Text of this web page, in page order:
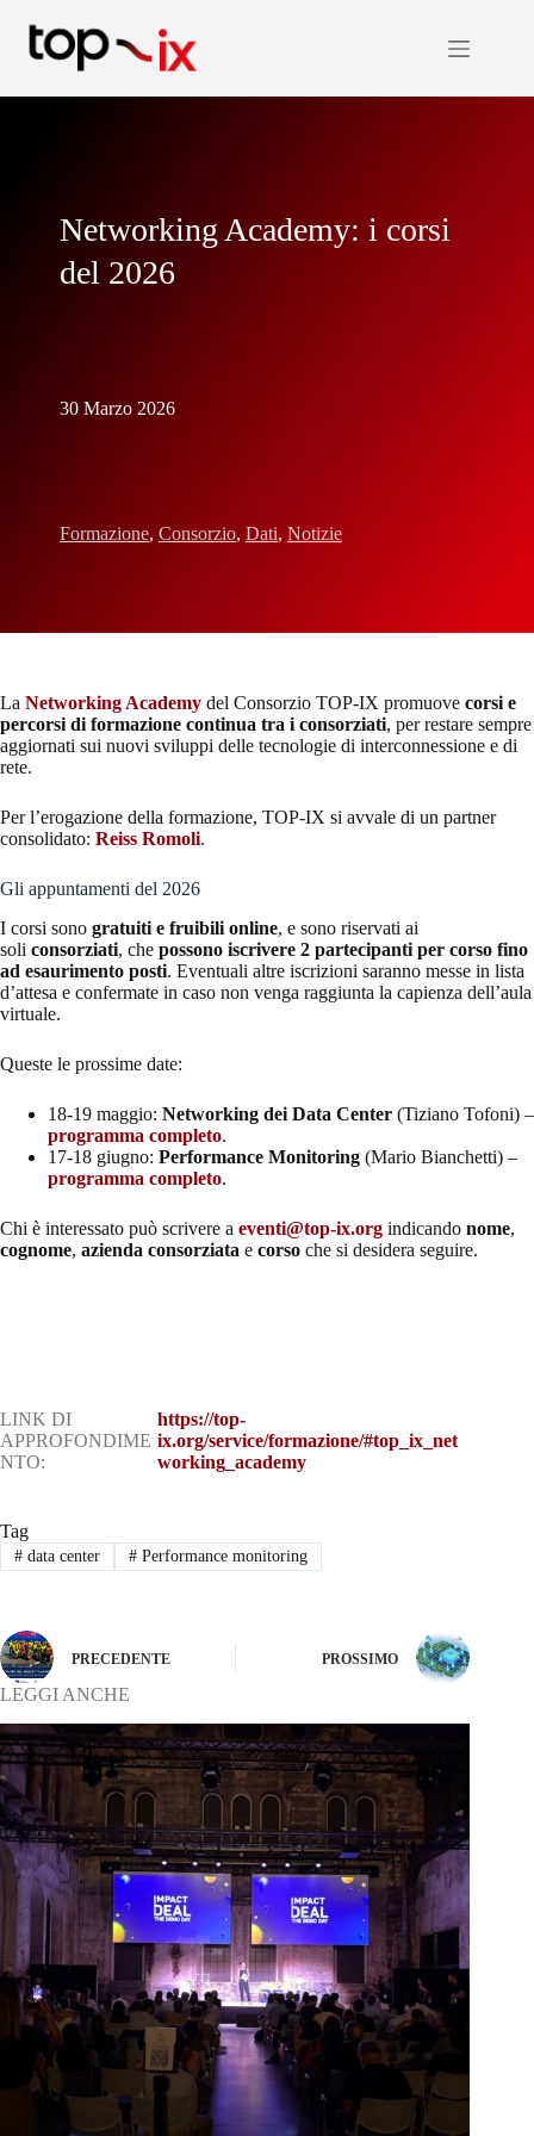
contenuto
Networking Academy: i corsi
del 2026
30 Marzo 2026
Formazione, Consorzio, Dati, Notizie
La Networking Academy del Consorzio TOP-IX promuove corsi e
percorsi di formazione continua tra i consorziati, per restare sempre
aggiornati sui nuovi sviluppi delle tecnologie di interconnessione e di
rete.
Per l’erogazione della formazione, TOP-IX si avvale di un partner
consolidato: Reiss Romoli.
Gli appuntamenti del 2026
I corsi sono gratuiti e fruibili online, e sono riservati ai
soli consorziati, che possono iscrivere 2 partecipanti per corso fino
ad esaurimento posti. Eventuali altre iscrizioni saranno messe in lista
d’attesa e confermate in caso non venga raggiunta la capienza dell’aula
virtuale.
Queste le prossime date:
18-19 maggio: Networking dei Data Center (Tiziano Tofoni) –
programma completo.
17-18 giugno: Performance Monitoring (Mario Bianchetti) –
programma completo.
Chi è interessato può scrivere a eventi@top-ix.org indicando nome,
cognome, azienda consorziata e corso che si desidera seguire.
LINK DI
APPROFONDIME
NTO:
https://top-
ix.org/service/formazione/#top_ix_net
working_academy
Tag
#data center #Performance monitoring
PRECEDENTE PROSSIMO
LEGGI ANCHE